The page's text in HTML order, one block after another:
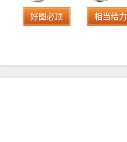
好图必顶 相当给力